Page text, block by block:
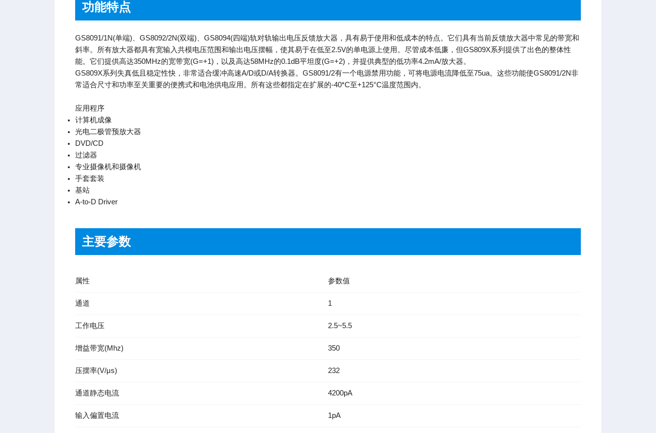
功能特点
GS8091/1N(单端)、GS8092/2N(双端)、GS8094(四端)轨对轨输出电压反馈放大器，具有易于使用和低成本的特点。它们具有当前反馈放大器中常见的带宽和
斜率。所有放大器都具有宽输入共模电压范围和输出电压摆幅，使其易于在低至2.5V的单电源上使用。尽管成本低廉，但GS809X系列提供了出色的整体性
能。它们提供高达350MHz的宽带宽(G=+1)，以及高达58MHz的0.1dB平坦度(G=+2)，并提供典型的低功率4.2mA/放大器。
GS809X系列失真低且稳定性快，非常适合缓冲高速A/D或D/A转换器。GS8091/2有一个电源禁用功能，可将电源电流降低至75ua。这些功能使GS8091/2N非
常适合尺寸和功率至关重要的便携式和电池供电应用。所有这些都指定在扩展的-40*C至+125°C温度范围内。
应用程序
计算机成像
光电二极管预放大器
DVD/CD
过滤器
专业摄像机和摄像机
手套套装
基站
A-to-D Driver
主要参数
属性 参数值
通道 1
工作电压 2.5~5.5
增益带宽(Mhz) 350
压摆率(V/μs) 232
通道静态电流 4200pA
输入偏置电流 1pA